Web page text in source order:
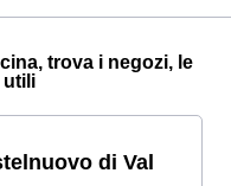
trova i negozi, le
utili
di Val